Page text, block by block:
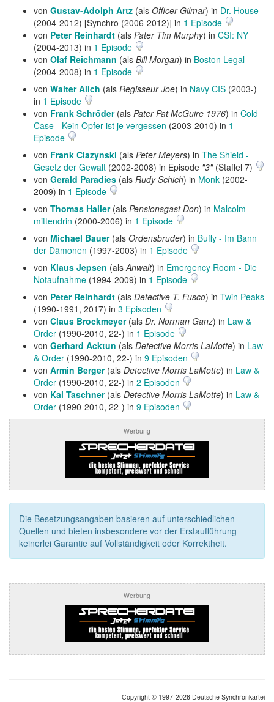
von Gustav-Adolph Artz (als Officer Gilmar) in Dr. House
(2004-2012) [Synchro (2006-2012)] in 1 Episode
von Peter Reinhardt (als Pater Tim Murphy) in CSI: NY
(2004-2013) in 1 Episode
von Olaf Reichmann (als Bill Morgan) in Boston Legal
(2004-2008) in 1 Episode
von Walter Alich (als Regisseur Joe) in Navy CIS (2003-)
in 1 Episode
von Frank Schröder(als Pater Pat McGuire 1976) in Cold
Case - Kein Opfer ist je vergessen (2003-2010) in 1
Episode
von Frank Ciazynski (als Peter Meyers) in The Shield -
Gesetz der Gewalt (2002-2008) in Episode "3"(Staffel 7)
von Gerald Paradies (als Rudy Schich) in Monk (2002-
2009) in 1 Episode
von Thomas Hailer(als Pensionsgast Don) in Malcolm
mittendrin (2000-2006) in 1 Episode
von Michael Bauer(als Ordensbruder) in Buffy - Im Bann
der Dämonen (1997-2003) in 1 Episode
von Klaus Jepsen (alsAnwalt) in Emergency Room - Die
Notaufnahme (1994-2009) in 1 Episode
von Peter Reinhardt (als Detective T. Fusco) in Twin Peaks
(1990-1991, 2017) in 3 Episoden
von Claus Brockmeyer(als Dr. Norman Ganz) in Law &
Order (1990-2010, 22-) in 1 Episode
von Gerhard Acktun (als Detective Morris LaMotte) in Law
& Order (1990-2010, 22-) in 9 Episoden
von Armin Berger(als Detective Morris LaMotte) in Law &
Order (1990-2010, 22-) in 2 Episoden
von Kai Taschner(als Detective Morris LaMotte) in Law &
Order (1990-2010, 22-) in 9 Episoden
Werbung
Die Besetzungsangaben basieren auf unterschiedlichen
Quellen und bieten insbesondere vor der Erstaufführung
keinerlei Garantie auf Vollständigkeit oder Korrektheit.
Werbung
Copyright © 1997-2026 Deutsche Synchronkartei